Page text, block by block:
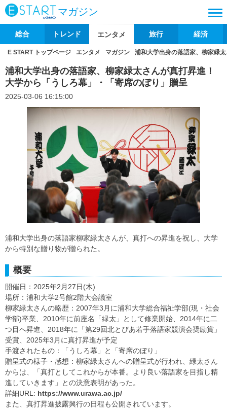
マガジン
総合 トレンド エンタメ 旅行 経済
E START トップページ エンタメ マガジン 浦和大学出身の落語家、柳家緑
浦和大学出身の落語家、柳家緑太さんが真打昇進！
大学から「うしろ幕」・「寄席のぼり」贈呈
2025-03-06 16:15:00
浦和大学出身の落語家柳家緑太さんが、真打への昇進を祝し、大学
から特別な贈り物が贈られた。
概要
開催日：2025年2月27日(木)
場所：浦和大学2号館2階大会議室
柳家緑太さんの略歴：2007年3月に浦和大学総合福祉学部(現・社会
学部)卒業、2010年に前座名「緑太」として修業開始、2014年に二
つ目へ昇進、2018年に「第29回北とぴあ若手落語家競演会奨励賞」
受賞、2025年3月に真打昇進が予定
手渡されたもの：「うしろ幕」と「寄席のぼり」
贈呈式の様子・感想：柳家緑太さんへの贈呈式が行われ、緑太さん
からは、「真打としてこれからが本番。より良い落語家を目指し精
進していきます」との決意表明があった。
詳細URL: https://www.urawa.ac.jp/
また、真打昇進披露興行の日程も公開されています。